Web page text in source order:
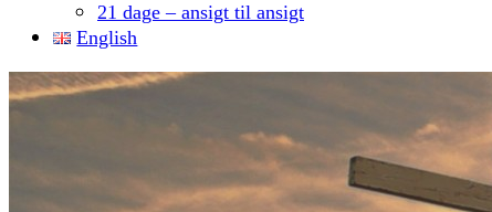
21 dage – ansigt til ansigt
English